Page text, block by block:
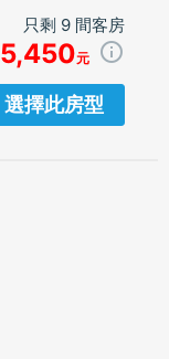
只剩 9 間客房
5,450元
選擇此房型